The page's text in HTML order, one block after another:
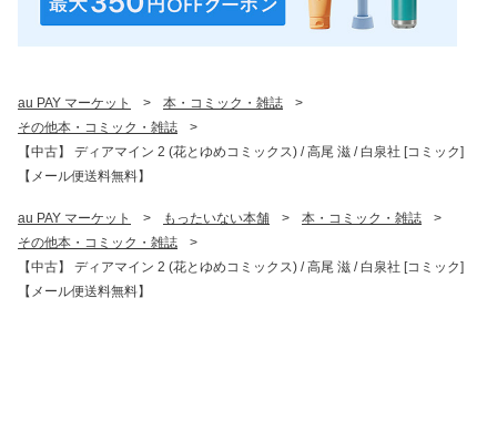
au PAY マーケット > 本・コミック・雑誌
>
その他本・コミック・雑誌
>
【中古】 ディアマイン 2 (花とゆめコミックス) / 高尾 滋 / 白泉社 [コミック]
【メール便送料無料】
au PAY マーケット > もったいない本舗 > 本・コミック・雑誌
>
その他本・コミック・雑誌
>
【中古】 ディアマイン 2 (花とゆめコミックス) / 高尾 滋 / 白泉社 [コミック]
【メール便送料無料】